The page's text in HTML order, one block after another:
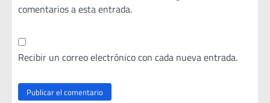
comentarios a esta entrada.
Recibir un correo electrónico con cada nueva entrada.